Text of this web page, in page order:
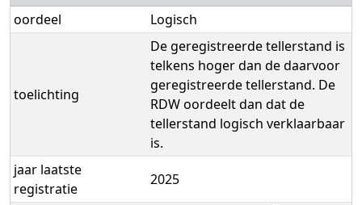
oordeel
Logisch
toelichting
De geregistreerde tellerstand is
telkens hoger dan de daarvoor
geregistreerde tellerstand. De
RDW oordeelt dan dat de
tellerstand logisch verklaarbaar
is.
jaar laatste
registratie
2025